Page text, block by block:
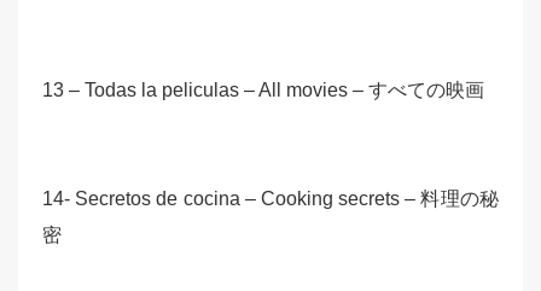
13 – Todas la peliculas – All movies – すべての映画
14- Secretos de cocina – Cooking secrets – 料理の秘
密